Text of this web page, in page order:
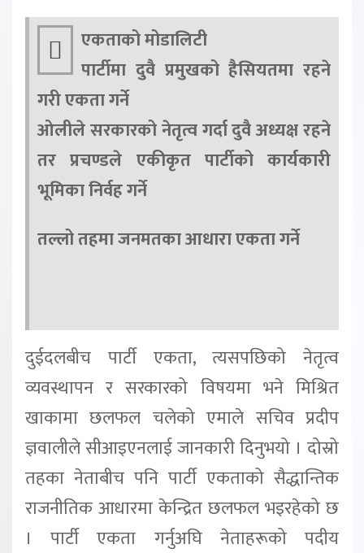
एकताको मोडालिटी
पार्टीमा दुवै प्रमुखको हैसियतमा रहने
गरी एकता गर्ने
ओलीले सरकारको नेतृत्व गर्दा दुवै अध्यक्ष रहने
तर प्रचण्डले एकीकृत पार्टीको कार्यकारी
भूमिका निर्वह गर्ने
तल्लो तहमा जनमतका आधारा एकता गर्ने
दुईदलबीच पार्टी एकता, त्यसपछिको नेतृत्व
व्यवस्थापन र सरकारको विषयमा भने मिश्रित
खाकामा छलफल चलेको एमाले सचिव प्रदीप
ज्ञवालीले सीआइएनलाई जानकारी दिनुभयो । दोस्रो
तहका नेताबीच पनि पार्टी एकताको सैद्धान्तिक
राजनीतिक आधारमा केन्द्रित छलफल भइरहेको छ
। पार्टी एकता गर्नुअघि नेताहरूको पदीय